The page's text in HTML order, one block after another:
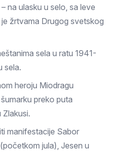
na ulasku u selo, sa leve
žrtvama Drugog svetskog
sela u ratu 1941-
sela.
heroju Miodragu
preko puta
manifestacije Sabor
jula), Jesen u